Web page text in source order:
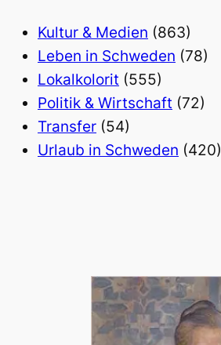
Kultur & Medien (863)
Leben in Schweden (78)
Lokalkolorit (555)
Politik & Wirtschaft (72)
Transfer (54)
Urlaub in Schweden (420)